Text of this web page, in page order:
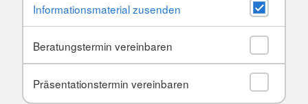
Informationsmaterial zusenden
Beratungstermin vereinbaren
Präsentationstermin vereinbaren